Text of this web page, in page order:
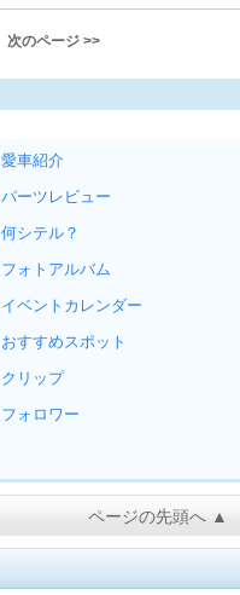
次のページ >>
愛車紹介
パーツレビュー
何シテル？
フォトアルバム
イベントカレンダー
おすすめスポット
クリップ
フォロワー
ページの先頭へ ▲